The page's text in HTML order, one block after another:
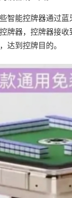
智能控牌器通过
牌器，控牌器接
达到控牌目的。